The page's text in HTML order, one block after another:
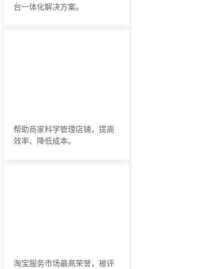
台一体化解决方案。
帮助商家科学管理店铺，提高
效率、降低成本。
淘宝服务市场最高荣誉，被评